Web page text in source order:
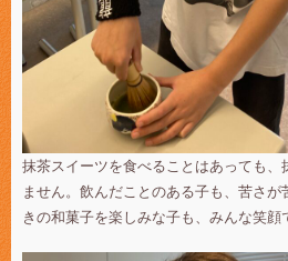
抹茶スイーツを食べることはあっても
ません。飲んだことのある子も、苦さ
きの和菓子を楽しみな子も、みんな笑顔